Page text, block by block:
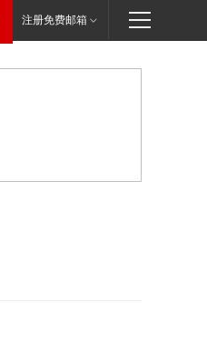
注册免费邮箱